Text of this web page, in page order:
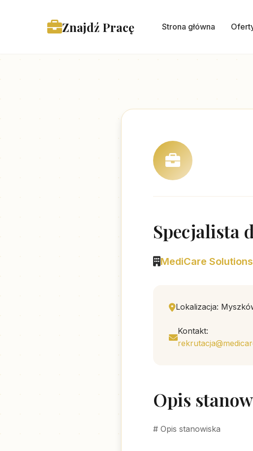
Znajdź Pracę Strona główna
Specjalista
MediCare Solutions
Lokalizacja:
Kontakt:
Opis
# Opis stanowiska